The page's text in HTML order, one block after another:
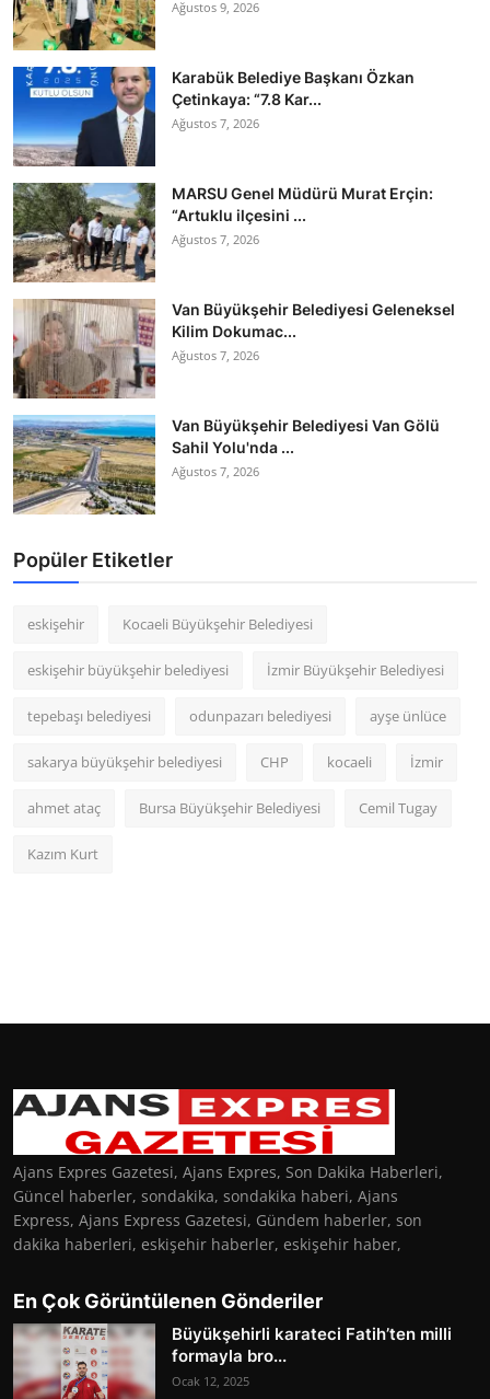
Ağustos 9, 2026
Karabük Belediye Başkanı Özkan
Çetinkaya: “7.8 Kar...
Ağustos 7, 2026
MARSU Genel Müdürü Murat Erçin:
“Artuklu ilçesini ...
Ağustos 7, 2026
Van Büyükşehir Belediyesi Geleneksel
Kilim Dokumac...
Ağustos 7, 2026
Van Büyükşehir Belediyesi Van Gölü
Sahil Yolu'nda ...
Ağustos 7, 2026
Popüler Etiketler
eskişehir Kocaeli Büyükşehir Belediyesi
eskişehir büyükşehir belediyesi İzmir Büyükşehir Belediyesi
tepebaşı belediyesi odunpazarı belediyesi ayşe ünlüce
sakarya büyükşehir belediyesi CHP kocaeli İzmir
ahmet ataç Bursa Büyükşehir Belediyesi Cemil Tugay
Kazım Kurt
Ajans Expres Gazetesi, Ajans Expres, Son Dakika Haberleri,
Güncel haberler, sondakika, sondakika haberi, Ajans
Express, Ajans Express Gazetesi, Gündem haberler, son
dakika haberleri, eskişehir haberler, eskişehir haber,
En Çok Görüntülenen Gönderiler
Büyükşehirli karateci Fatih’ten milli
formayla bro...
Ocak 12, 2025